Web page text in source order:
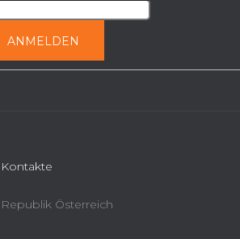
ANMELDEN
Kontakte
Republik Österreich